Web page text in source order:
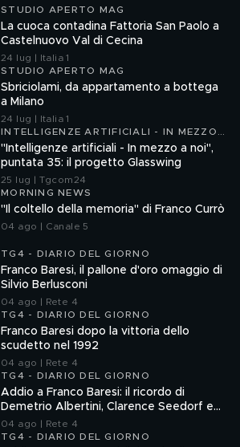
STUDIO APERTO MAG
La cuoca contadina Fattoria San Paolo a
Castelnuovo Val di Cecina
24 lug | Italia 1
STUDIO APERTO MAG
Sbriciolami, da appartamento a bottega
a Milano
24 lug | Italia 1
INTELLIGENZE ARTIFICIALI - IN MEZZO
A NOI
"Intelligenze artificiali - In mezzo a noi",
puntata 35: il progetto Glasswing
25 lug | Tgcom24
MORNING NEWS
"Il coltello della memoria" di Franco Currò
04 ago | Canale 5
TG4 - DIARIO DEL GIORNO
Franco Baresi, il pallone d'oro omaggio di
Silvio Berlusconi
04 ago | Rete 4
TG4 - DIARIO DEL GIORNO
Franco Baresi dopo la vittoria dello
scudetto nel 1992
04 ago | Rete 4
TG4 - DIARIO DEL GIORNO
Addio a Franco Baresi: il ricordo di
Demetrio Albertini, Clarence Seedorf e
Giovanni Galli
04 ago | Rete 4
TG4 - DIARIO DEL GIORNO